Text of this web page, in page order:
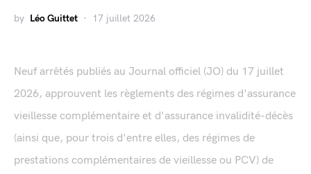
by Léo Guittet 17 juillet 2026
Neuf arrêtés publiés au Journal officiel (JO) du 17 juillet
2026, approuvent les règlements des régimes d'assurance
vieillesse complémentaire et d'assurance invalidité-décès
(ainsi que, pour trois d'entre elles, des régimes de
prestations complémentaires de vieillesse ou PCV) de